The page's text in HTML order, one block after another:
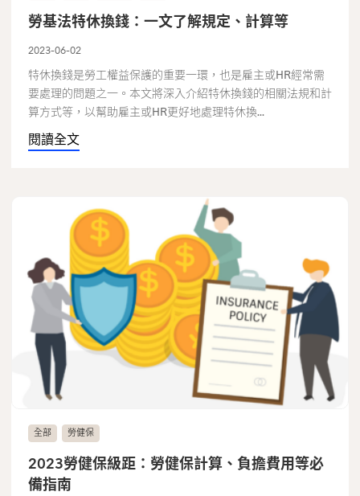
勞基法特休換錢：一文了解規定、計算等
2023-06-02
特休換錢是勞工權益保護的重要一環，也是雇主或HR經常需
要處理的問題之一。本文將深入介紹特休換錢的相關法規和計
算方式等，以幫助雇主或HR更好地處理特休換...
閱讀全文
全部 勞健保
2023勞健保級距：勞健保計算、負擔費用等必
備指南